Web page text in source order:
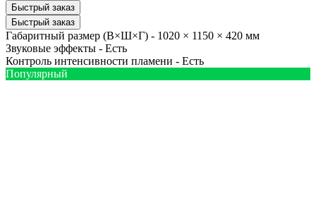
Быстрый заказ
Быстрый заказ
Габаритный размер (В×Ш×Г) - 1020 × 1150 × 420 мм
Звуковые эффекты - Есть
Контроль интенсивности пламени - Есть
Популярный